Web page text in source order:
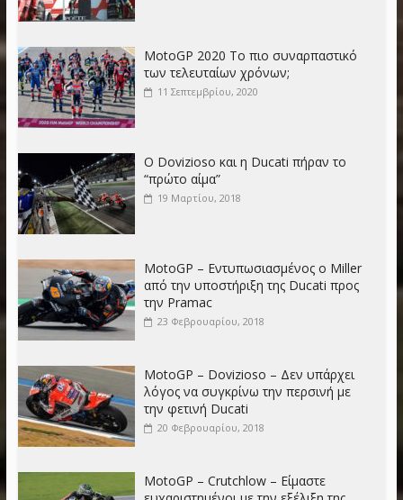
MotoGP 2020 Το πιο συναρπαστικό
των τελευταίων χρόνων;
11 Σεπτεμβρίου, 2020
Ο Dovizioso και η Ducati πήραν το
“πρώτο αίμα”
19 Μαρτίου, 2018
MotoGP – Εντυπωσιασμένος o Miller
από την υποστήριξη της Ducati προς
την Pramac
23 Φεβρουαρίου, 2018
MotoGP – Dovizioso – Δεν υπάρχει
λόγος να συγκρίνω την περσινή με
την φετινή Ducati
20 Φεβρουαρίου, 2018
MotoGP – Crutchlow – Είμαστε